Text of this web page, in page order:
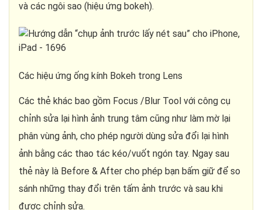
và các ngôi sao (hiệu ứng bokeh).
Các hiệu ứng ống kính Bokeh trong Lens
Các thẻ khác bao gồm Focus /Blur Tool với công cụ
chỉnh sửa lại hình ảnh trung tâm cũng như làm mờ lại
phân vùng ảnh, cho phép người dùng sửa đổi lại hình
ảnh bằng các thao tác kéo/vuốt ngón tay. Ngay sau
thẻ này là Before & After cho phép bạn bấm giữ để so
sánh những thay đổi trên tấm ảnh trước và sau khi
được chỉnh sửa.